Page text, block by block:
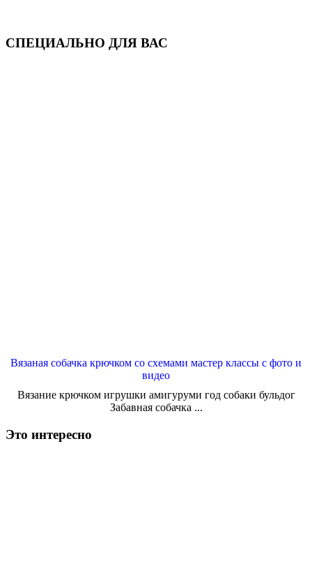
СПЕЦИАЛЬНО ДЛЯ ВАС
Вязаная собачка крючком со схемами мастер классы с фото и
видео
Вязание крючком игрушки амигуруми год собаки бульдог
Забавная собачка ...
Это интересно